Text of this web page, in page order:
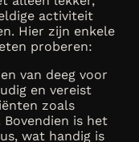
activiteit
Hier zijn enkele
proberen:
van deeg voor
en vereist
zoals
is het
wat handig is